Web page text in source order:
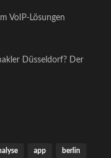
VoIP-Lösungen
Düsseldorf? Der
app berlin